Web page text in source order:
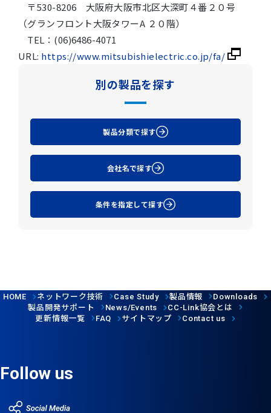
〒530-8206 大阪府大阪市北区大深町４番２０号
（グランフロント大阪タワーA ２０階）
TEL：(06)6486-4071
URL: https://www.mitsubishielectric.co.jp/fa/
別の製品を探す
製品分類で探す
会社名で探す
条件を指定して探す
HOME ネットワーク技術 Case Study 製品情報 Downloads
製品開発サポート News/Events CC-Link協会とは
更新情報一覧
FAQ サイトマップ Contact us
Follow us